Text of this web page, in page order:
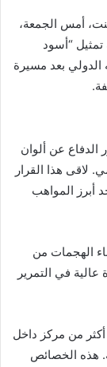
أمس الجمعة،
تمثيل “أسود
بعد مسيرة
من العمر 18 عاماً، قرر الدفاع عن ألوان
لاقى هذا القرار
أبرز المواهب
الهجمات من
في التمرير
من مركز داخل
هذه الخصائص